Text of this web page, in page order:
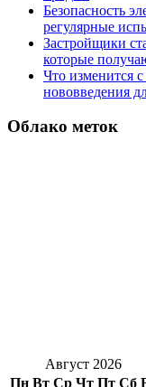
Безопасность
регулярные
Застройщики
которые
Что изменится
нововведения
Облако меток
Август 2026
Пн Вт Ср Чт Пт Сб